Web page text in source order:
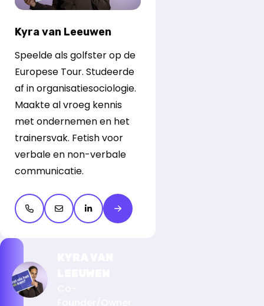
Kyra van Leeuwen
Speelde als golfster op de
Europese Tour. Studeerde
af in organisatiesociologie.
Maakte al vroeg kennis
met ondernemen en het
trainersvak. Fetish voor
verbale en non-verbale
communicatie.
Open de contactpop-up
Open de contactpop-up
LinkedIn openen
Meer over Kyra van Leeuwen